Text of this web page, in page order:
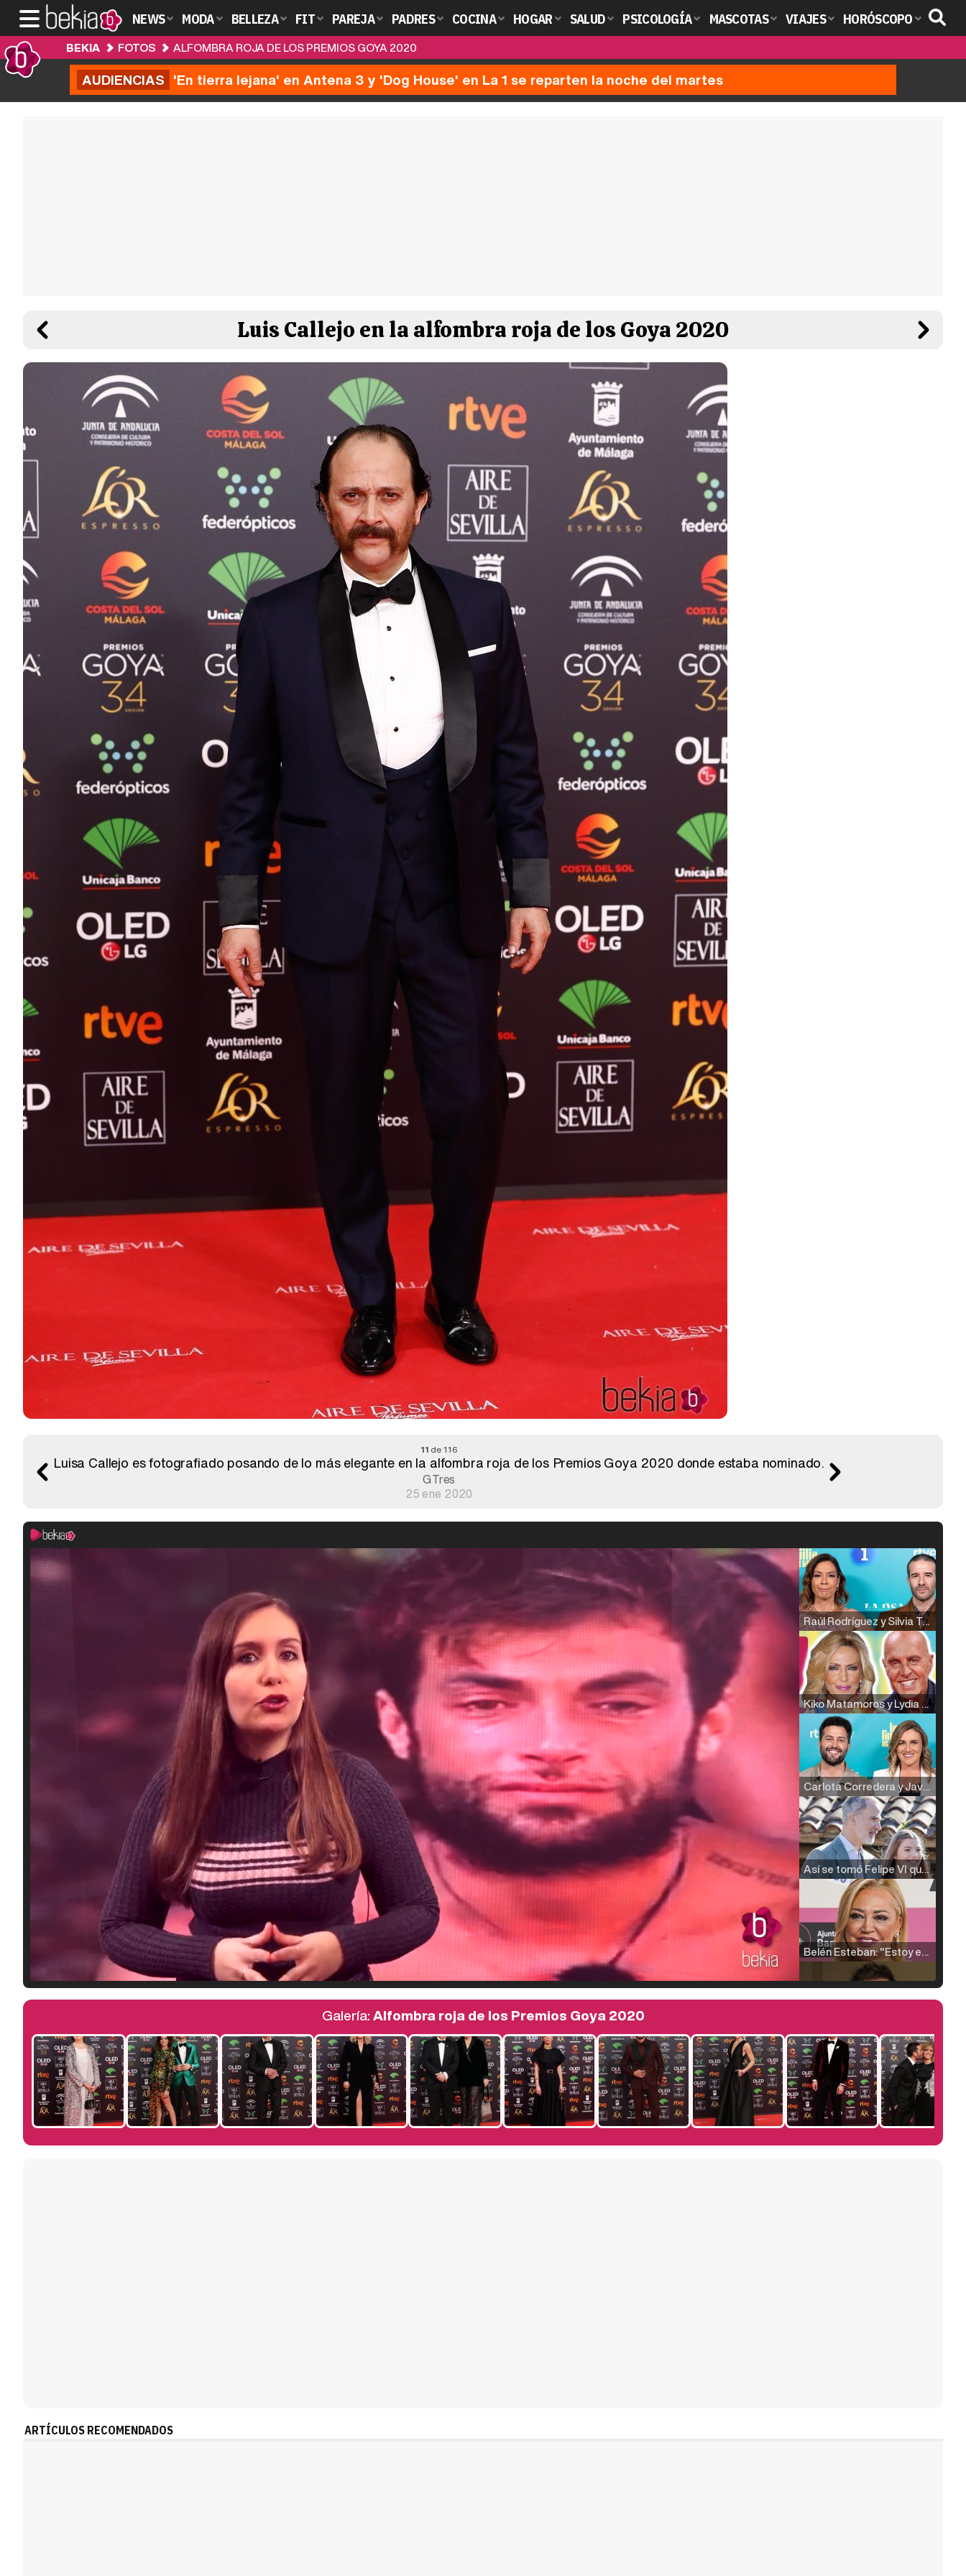
NEWS MODA BELLEZA FIT PAREJA PADRES COCINA HOGAR SALUD PSICOLOGÍA MASCOTAS VIAJES HORÓSCOPO
BEKIA FOTOS ALFOMBRA ROJA DE LOS PREMIOS GOYA 2020
AUDIENCIAS 'En tierra lejana' en Antena 3 y 'Dog House' en La 1 se reparten la noche del martes
Luis Callejo en la alfombra roja de los Goya 2020
11 de 116
Luisa Callejo es fotografiado posando de lo más elegante en la alfombra roja de los Premios Goya 2020 donde estaba nominado.
GTres
25 ene 2020
Raúl Rodríguez y Silvia Taulés nos cuentan su papel en 'La familia de la tele'
Kiko Matamoros y Lydia Lozano: "Nuestro público es de todas las edades y RTVE tiene un público muy pegado a las novelas, al que tenemos que captar"
Carlota Corredera y Javier de Hoyos: "La tele tiene que representar al público también y aquí están todos los perfiles posibles&quo;
Así se tomó Felipe VI que la Infanta Sofía no quisiera recibir formación militar
Belén Esteban: "Estoy emocionada, muy contenta y muy feliz por llegar a RTVE"
Manu Baqueiro: "Tuve como referente a Bruce Willis en 'Luz de Luna' para mi trabajo en la serie 'Perdiendo el juicio'"
Galería:Alfombra roja de los Premios Goya 2020
ARTÍCULOS RECOMENDADOS